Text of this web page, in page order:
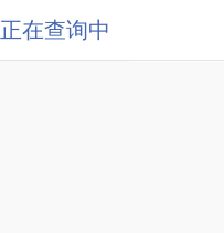
正在查询中